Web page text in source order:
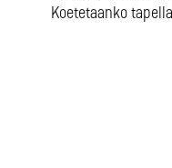
Koetetaanko